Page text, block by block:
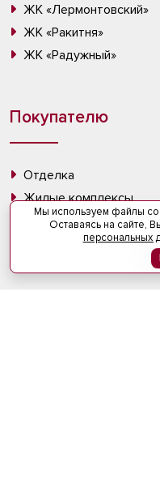
ЖК «Лермонтовский»
ЖК «Ракитня»
ЖК «Радужный»
Покупателю
Отделка
Жилые комплексы
Ход строительства
Мы используем файлы
Оставаясь на сайте,
персональных